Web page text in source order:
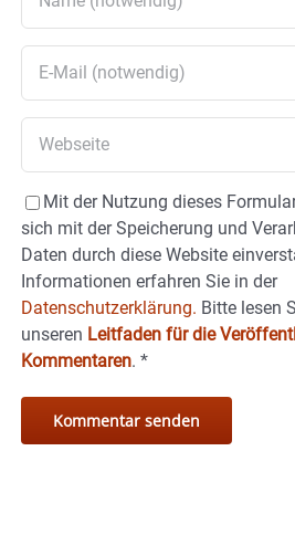
Mit der Nutzung dieses
sich mit der Speicherung und
Daten durch diese Website
Informationen erfahren Sie in der
Datenschutzerklärung. Bitte lesen
unseren Leitfaden für die
Kommentaren. *